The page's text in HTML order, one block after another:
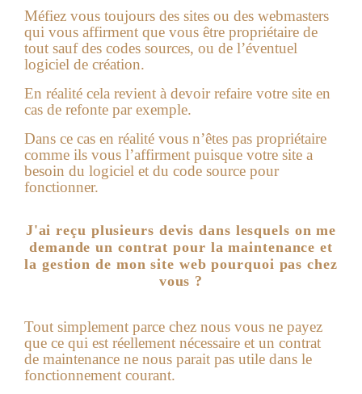
Méfiez vous toujours des sites ou des webmasters
qui vous affirment que vous être propriétaire de
tout sauf des codes sources, ou de l’éventuel
logiciel de création.
En réalité cela revient à devoir refaire votre site en
cas de refonte par exemple.
Dans ce cas en réalité vous n’êtes pas propriétaire
comme ils vous l’affirment puisque votre site a
besoin du logiciel et du code source pour
fonctionner.
J'ai reçu plusieurs devis dans lesquels on me
demande un contrat pour la maintenance et
la gestion de mon site web pourquoi pas chez
vous ?
Tout simplement parce chez nous vous ne payez
que ce qui est réellement nécessaire et un contrat
de maintenance ne nous parait pas utile dans le
fonctionnement courant.